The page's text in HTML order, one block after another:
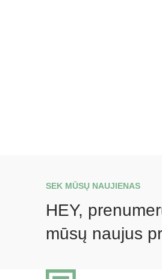
SEK MŪSŲ NAUJIENAS
HEY,
mūsų naujus